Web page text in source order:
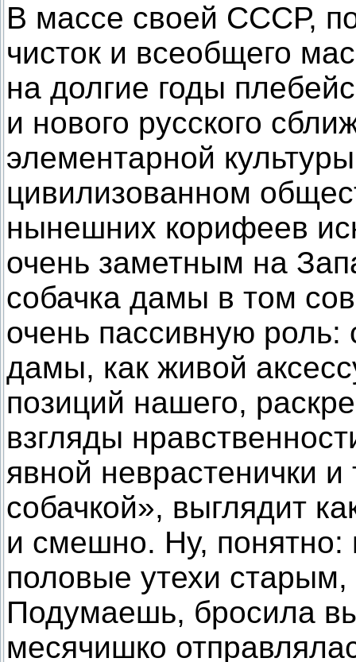
В массе своей СССР,
чисток и всеобщего
на долгие годы
и нового русского
элементарной
цивилизованном
нынешних корифеев
очень заметным на
собачка дамы в том
очень пассивную
дамы, как живой
позиций нашего,
взгляды
явной неврастенички
собачкой», выглядит
и смешно. Ну, понятно:
половые утехи
Подумаешь, бросила
месячишко